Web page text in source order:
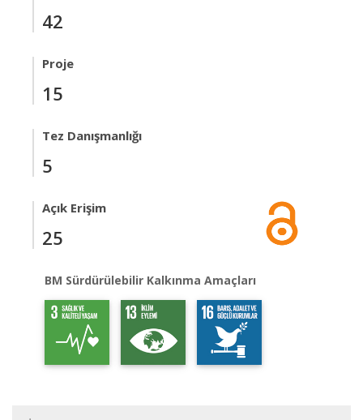
42
Proje
15
Tez Danışmanlığı
5
Açık Erişim
25
BM Sürdürülebilir Kalkınma Amaçları